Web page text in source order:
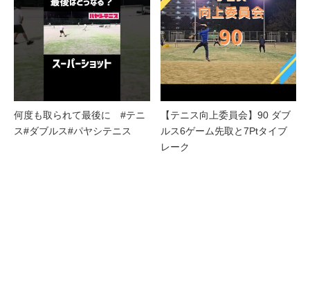
何度も取られて最後に #テニ
ス#ダブルス#パヤシテニス
【テニス向上委員会】90 ダブ
ルス6ゲーム先取と7Ptタイブ
レーク